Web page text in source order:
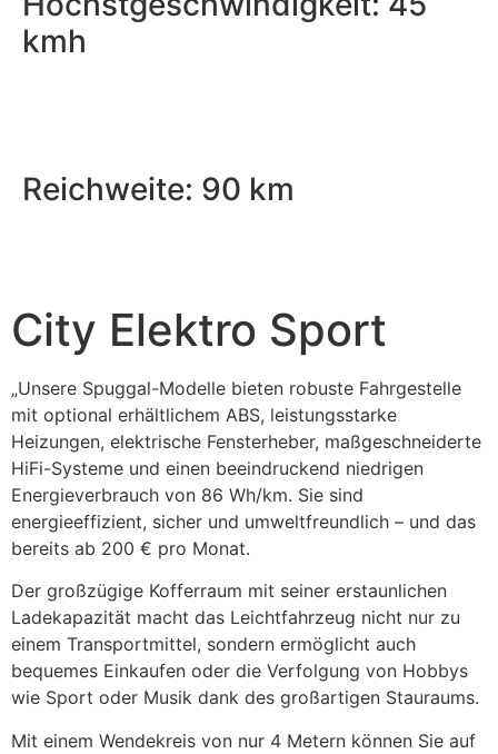
kmh
Reichweite: 90 km
City Elektro Sport
„Unsere Spuggal-Modelle bieten robuste Fahrgestelle
mit optional erhältlichem ABS, leistungsstarke
Heizungen, elektrische Fensterheber, maßgeschneiderte
HiFi-Systeme und einen beeindruckend niedrigen
Energieverbrauch von 86 Wh/km. Sie sind
energieeffizient, sicher und umweltfreundlich – und das
bereits ab 200 € pro Monat.
Der großzügige Kofferraum mit seiner erstaunlichen
Ladekapazität macht das Leichtfahrzeug nicht nur zu
einem Transportmittel, sondern ermöglicht auch
bequemes Einkaufen oder die Verfolgung von Hobbys
wie Sport oder Musik dank des großartigen Stauraums.
Mit einem Wendekreis von nur 4 Metern können Sie auf